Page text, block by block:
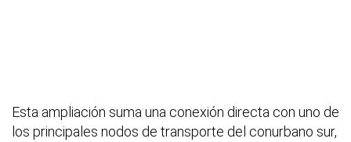
Esta ampliación suma una conexión directa con uno de
los principales nodos de transporte del conurbano sur,